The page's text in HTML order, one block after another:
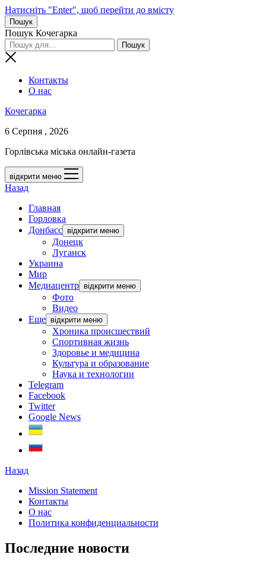
Натисніть "Enter", щоб перейти до вмісту
Пошук
Пошук Кочегарка
Контакты
О нас
Кочегарка
6 Серпня , 2026
Горлівська міська онлайн-газета
відкрити меню
Назад
Главная
Горловка
Донбасс відкрити меню
Донецк
Луганск
Украина
Мир
Медиацентр відкрити меню
Фото
Видео
Еще відкрити меню
Хроника происшествий
Спортивная жизнь
Здоровье и медицина
Культура и образование
Наука и технологии
Telegram
Facebook
Twitter
Google News
Назад
Mission Statement
Контакты
О нас
Политика конфиденциальности
Последние новости